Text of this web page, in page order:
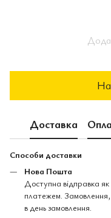
Доставка
Способи доставки
Нова Пошта
Доступна відправка
платежем. Замовлення,
в день замовлення.